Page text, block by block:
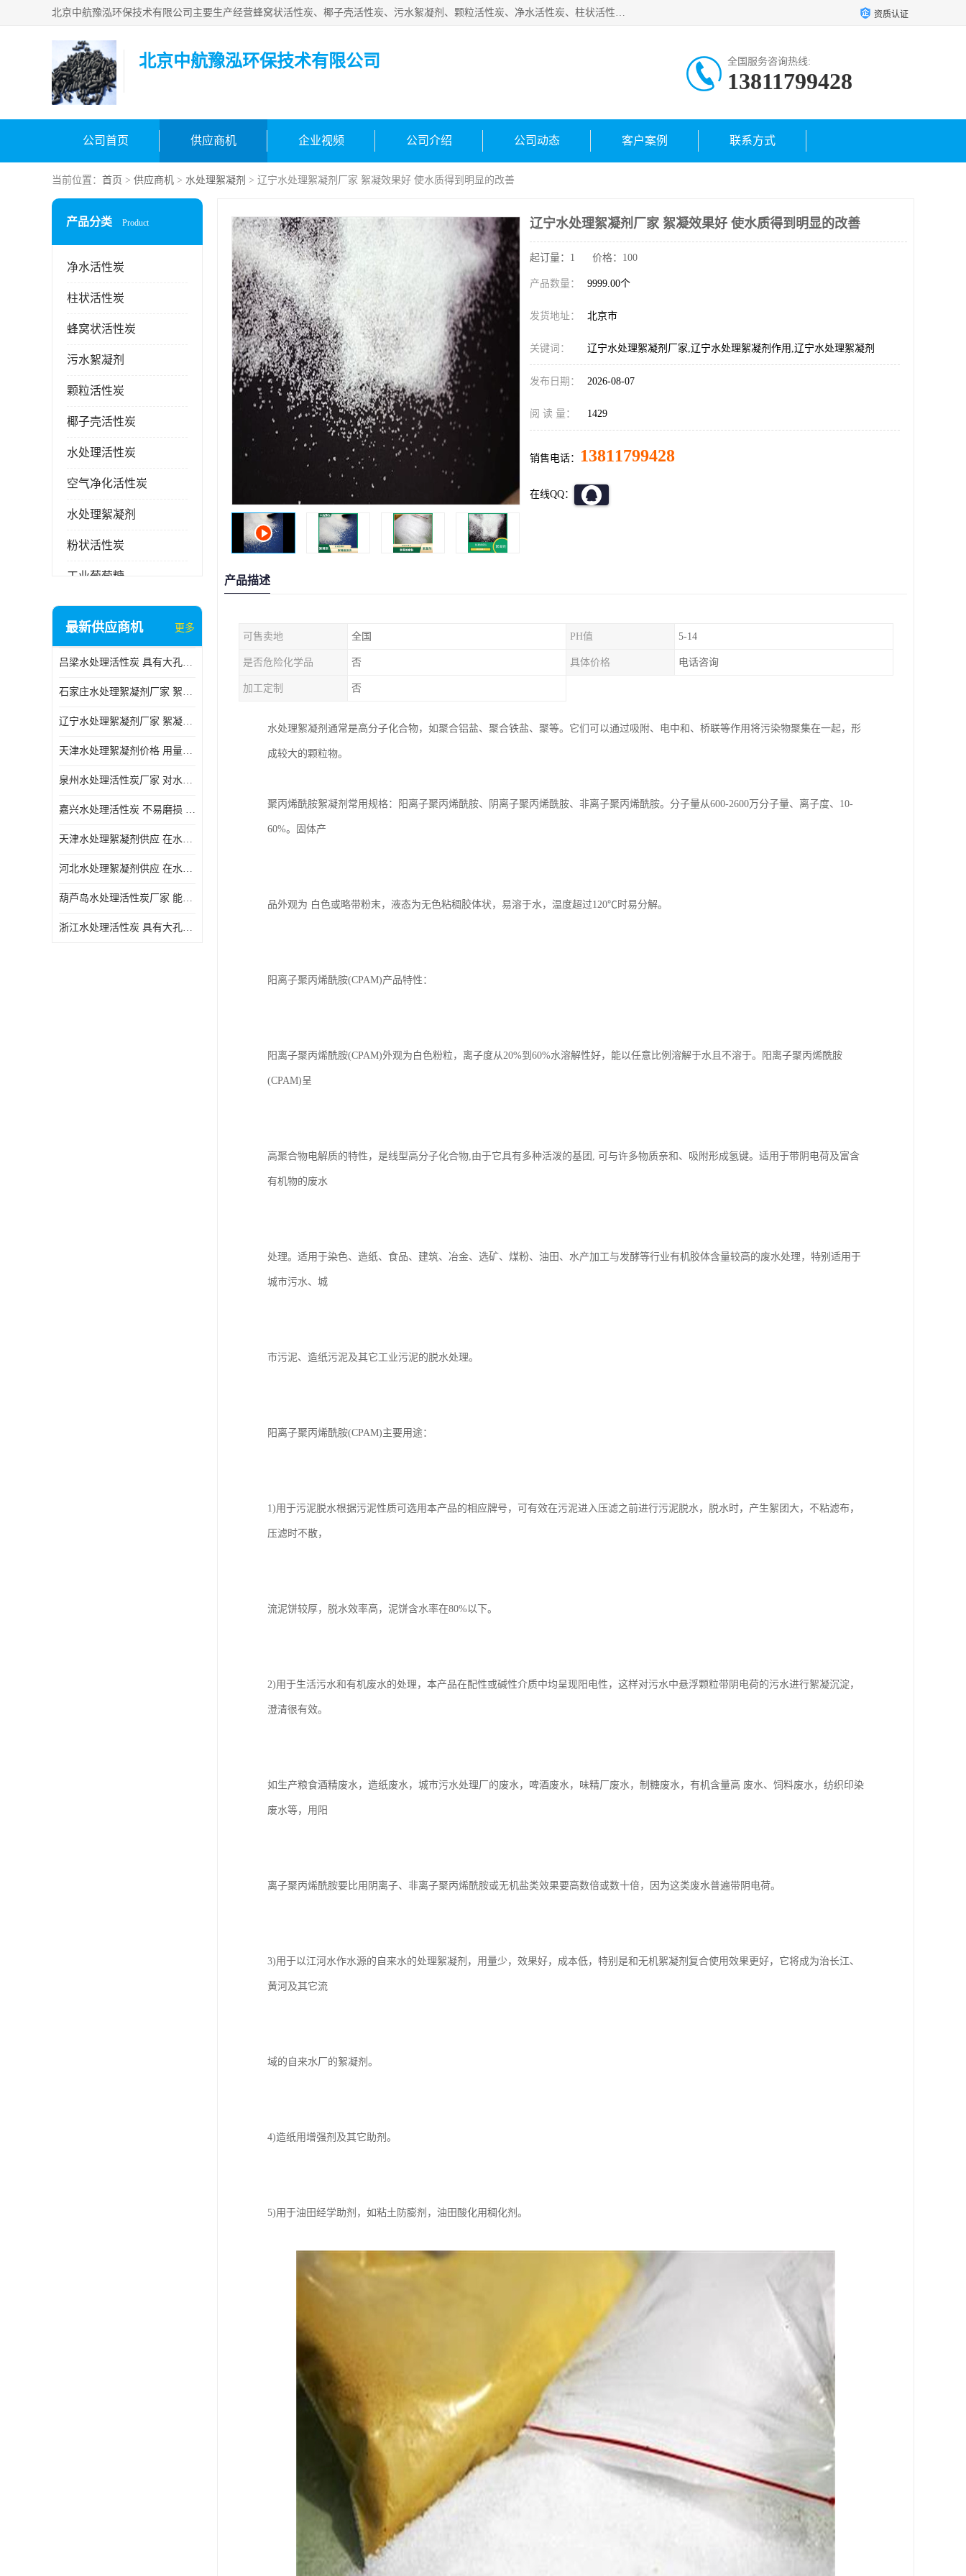
北京中航豫泓环保技术有限公司主要生产经营蜂窝状活性炭、椰子壳活性炭、污水絮凝剂、颗粒活性炭、净水活性炭、柱状活性炭等水处理和空气净化产品，品质信赖、服务保障。是您理想的合作伙伴。欢迎来电咨询！ 资质认证
北京中航豫泓环保技术有限公司 全国服务咨询热线:
13811799428
公司首页 供应商机 企业视频 公司介绍 公司动态 客户案例 联系方式
当前位置： 首页 > 供应商机 > 水处理絮凝剂 > 辽宁水处理絮凝剂厂家 絮凝效果好 使水质得到明显的改善
产品分类 Product
净水活性炭
柱状活性炭
蜂窝状活性炭
污水絮凝剂
颗粒活性炭
椰子壳活性炭
水处理活性炭
空气净化活性炭
水处理絮凝剂
粉状活性炭
工业葡萄糖
废气处理活性炭
块状活性炭
最新供应商机 更多
吕梁水处理活性炭 具有大孔结构 适用于多种水处理工艺和需求
石家庄水处理絮凝剂厂家 絮凝速度快 便于后续的沉淀和过滤处理
辽宁水处理絮凝剂厂家 絮凝效果好 使水质得到明显的改善
天津水处理絮凝剂价格 用量相对较少 便于后续的沉淀和过滤处理
泉州水处理活性炭厂家 对水中的微小颗粒有较好的去除效果
嘉兴水处理活性炭 不易磨损 碎裂和粉化 能够吸附大分子有机物
天津水处理絮凝剂供应 在水中的稳定性较好 絮凝速度快
河北水处理絮凝剂供应 在水中的稳定性较好 用量相对较少
葫芦岛水处理活性炭厂家 能够吸附大分子有机物 可再生能力较强
浙江水处理活性炭 具有大孔结构 具有较高的吸附能力
辽宁水处理絮凝剂厂家 絮凝效果好 使水质得到明显的改善
起订量：1 价格：100
产品数量： 9999.00个
发货地址： 北京市
关键词： 辽宁水处理絮凝剂厂家,辽宁水处理絮凝剂作用,辽宁水处理絮凝剂
发布日期： 2026-08-07
阅 读 量： 1429
销售电话： 13811799428
在线QQ：
产品描述
可售卖地 全国 PH值 5-14
是否危险化学品 否 具体价格 电话咨询
加工定制 否
水处理絮凝剂通常是高分子化合物，如聚合铝盐、聚合铁盐、聚等。它们可以通过吸附、电中和、桥联等作用将污染物聚集在一起，形
成较大的颗粒物。
聚丙烯酰胺絮凝剂常用规格：阳离子聚丙烯酰胺、阴离子聚丙烯酰胺、非离子聚丙烯酰胺。分子量从600-2600万分子量、离子度、10-
60%。固体产
品外观为 白色或略带粉末，液态为无色粘稠胶体状，易溶于水，温度超过120℃时易分解。
阳离子聚丙烯酰胺(CPAM)产品特性：
阳离子聚丙烯酰胺(CPAM)外观为白色粉粒，离子度从20%到60%水溶解性好，能以任意比例溶解于水且不溶于。阳离子聚丙烯酰胺
(CPAM)呈
高聚合物电解质的特性，是线型高分子化合物,由于它具有多种活泼的基团, 可与许多物质亲和、吸附形成氢键。适用于带阴电荷及富含
有机物的废水
处理。适用于染色、造纸、食品、建筑、冶金、选矿、煤粉、油田、水产加工与发酵等行业有机胶体含量较高的废水处理，特别适用于
城市污水、城
市污泥、造纸污泥及其它工业污泥的脱水处理。
阳离子聚丙烯酰胺(CPAM)主要用途：
1)用于污泥脱水根据污泥性质可选用本产品的相应牌号，可有效在污泥进入压滤之前进行污泥脱水，脱水时，产生絮团大，不粘滤布，
压滤时不散，
流泥饼较厚，脱水效率高，泥饼含水率在80%以下。
2)用于生活污水和有机废水的处理，本产品在配性或碱性介质中均呈现阳电性，这样对污水中悬浮颗粒带阴电荷的污水进行絮凝沉淀，
澄清很有效。
如生产粮食酒精废水，造纸废水，城市污水处理厂的废水，啤酒废水，味精厂废水，制糖废水，有机含量高 废水、饲料废水，纺织印染
废水等，用阳
离子聚丙烯酰胺要比用阴离子、非离子聚丙烯酰胺或无机盐类效果要高数倍或数十倍，因为这类废水普遍带阴电荷。
3)用于以江河水作水源的自来水的处理絮凝剂，用量少，效果好，成本低，特别是和无机絮凝剂复合使用效果更好，它将成为治长江、
黄河及其它流
域的自来水厂的絮凝剂。
4)造纸用增强剂及其它助剂。
5)用于油田经学助剂，如粘土防膨剂，油田酸化用稠化剂。